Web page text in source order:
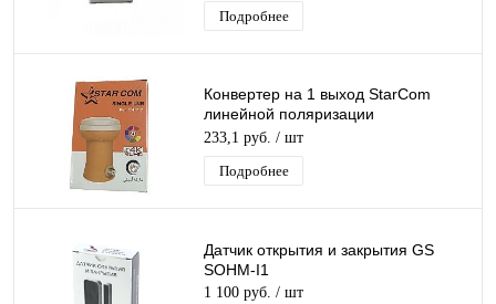
Подробнее
Конвертер на 1 выход StarCom
линейной поляризации
универсальный для МТС/
Телекарта/Триколор 75/НТВ 55
233,1 руб. / шт
Подробнее
Датчик открытия и закрытия GS
SOHM-I1
1 100 руб. / шт